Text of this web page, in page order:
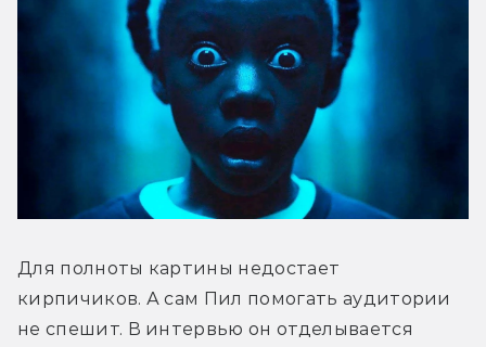
Для полноты картины недостает
кирпичиков. А сам Пил помогать аудитории
не спешит. В интервью он отделывается